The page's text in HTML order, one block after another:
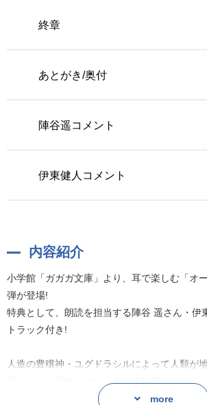
終章
あとがき/奥付
陣谷遥コメント
伊東健人コメント
内容紹介
小学館「ガガガ文庫」より、耳で楽しむ「オ
弾が登場!
特典として、朗読を担当する陣谷 遥さん・伊
トラック付き!
人造の豊穣神・ユグドラシルによって人類が
竜といった怪物がはびこる終末世界。
小型ヘリ「静かなる女王号」を操るヤブサメ
more